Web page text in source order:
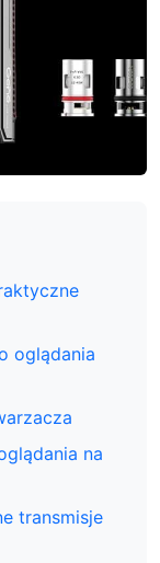
oglądania
na
transmisje